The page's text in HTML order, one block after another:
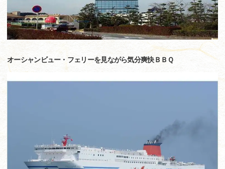
オーシャンビュー・フェリーを見ながら気分爽快ＢＢＱ